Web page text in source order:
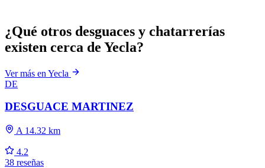
¿Qué otros desguaces y chatarrerías
existen cerca de Yecla?
Ver más en Yecla
DE
DESGUACE MARTINEZ
A 14.32 km
4.2
38 reseñas